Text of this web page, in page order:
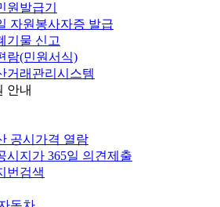
원발급기
자원봉사자증 발급
기물 신고
람(민원서식)
거래관리시스템
안내
공시가격 열람
시지가 365일 의견제출
번검색